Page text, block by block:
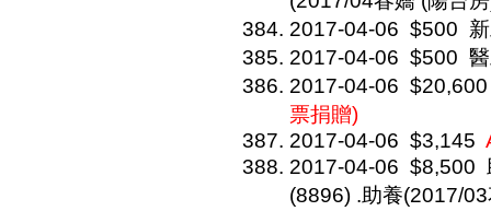
2017-04-06 $500
2017-04-06 $500
2017-04-06 $20,600
票捐贈)
2017-04-06 $3,145
2017-04-06 $8,500
(8896) .助養(2017/